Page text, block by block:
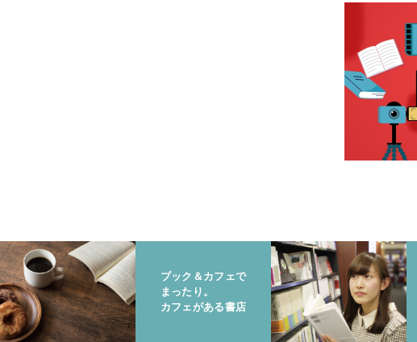
ブック＆カフェで
まったり。
カフェがある書店